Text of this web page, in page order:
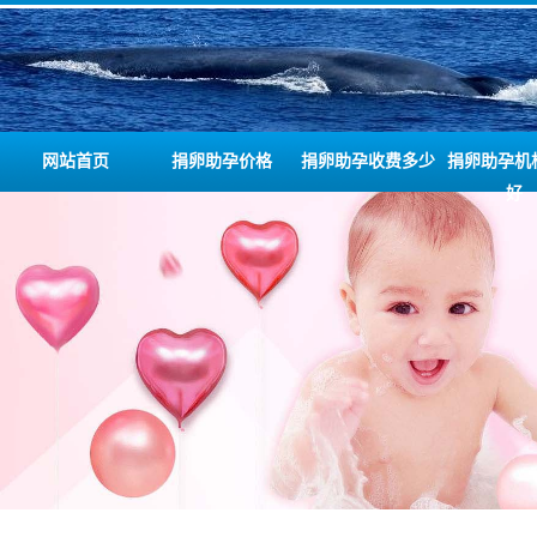
网站首页 捐卵助孕价格 捐卵助孕收费多少
捐卵助孕机
好